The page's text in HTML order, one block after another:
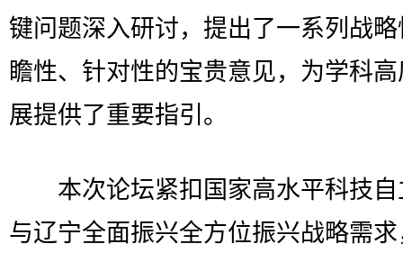
键问题深入研讨，提出了一系列战
瞻性、针对性的宝贵意见，为学科
展提供了重要指引。
本次论坛紧扣国家高水平科技自
与辽宁全面振兴全方位振兴战略需